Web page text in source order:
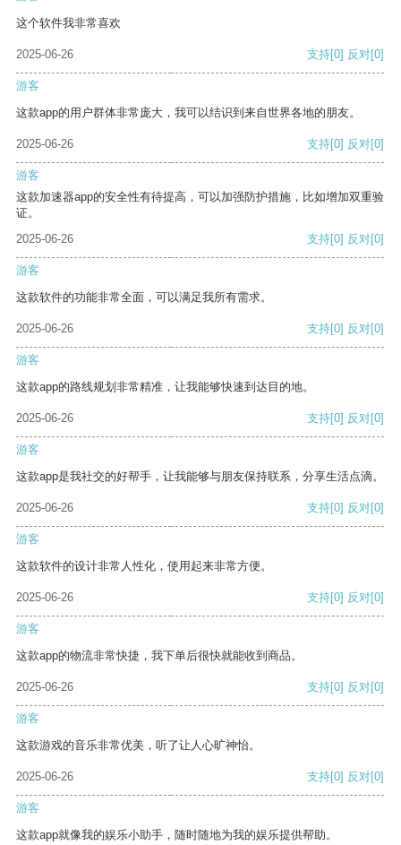
这个软件我非常喜欢
2025-06-26 支持[0] 反对[0]
游客
这款app的用户群体非常庞大，我可以结识到来自世界各地的朋友。
2025-06-26 支持[0] 反对[0]
游客
这款加速器app的安全性有待提高，可以加强防护措施，比如增加双重验
证。
2025-06-26
支持[0] 反对[0]
游客
这款软件的功能非常全面，可以满足我所有需求。
2025-06-26 支持[0] 反对[0]
游客
这款app的路线规划非常精准，让我能够快速到达目的地。
2025-06-26 支持[0] 反对[0]
游客
这款app是我社交的好帮手，让我能够与朋友保持联系，分享生活点滴。
2025-06-26 支持[0] 反对[0]
游客
这款软件的设计非常人性化，使用起来非常方便。
2025-06-26 支持[0] 反对[0]
游客
这款app的物流非常快捷，我下单后很快就能收到商品。
2025-06-26 支持[0] 反对[0]
游客
这款游戏的音乐非常优美，听了让人心旷神怡。
2025-06-26 支持[0] 反对[0]
游客
这款app就像我的娱乐小助手，随时随地为我的娱乐提供帮助。